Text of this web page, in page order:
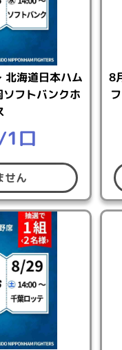
（火）23:59までに
合がございます。
ていただく場合がござ
た、通信の際のトラ
ます。複数の賞品が
せん。
海道日本ハム
フトバンクホ
口
せん
8